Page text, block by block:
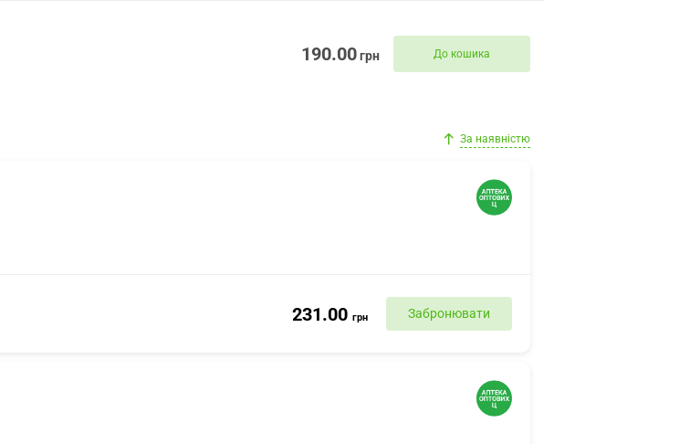
190.00грн До кошика
За наявністю
231.00 грн Забронювати